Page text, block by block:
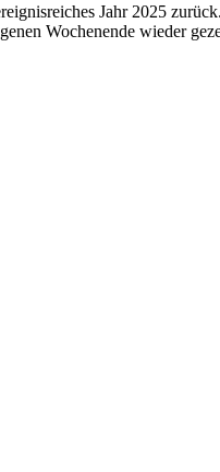
Jahr 2025
Wochenende wieder